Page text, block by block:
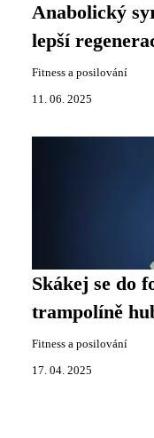
Anabolický
lepší
Fitness a posilování
11. 06. 2025
Skákej se do
trampolíně
Fitness a posilování
17. 04. 2025